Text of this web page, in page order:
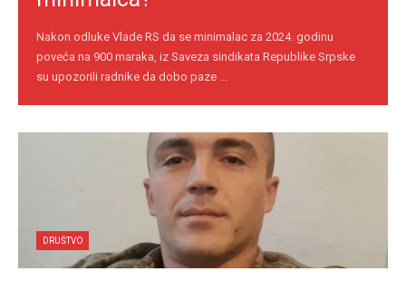
Nakon odluke Vlade RS da se minimalac za 2024. godinu
poveća na 900 maraka, iz Saveza sindikata Republike Srpske
su upozorili radnike da dobo paze ...
DRUŠTVO